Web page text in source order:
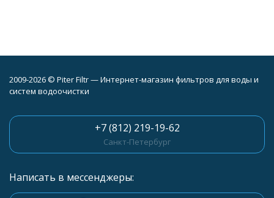
2009-2026 © Piter Filtr — Интернет-магазин фильтров для воды и
систем водоочистки
+7 (812) 219-19-62
Санкт-Петербург
Написать в мессенджеры: